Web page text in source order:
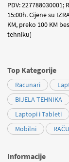
PDV:
15:00h. Cijene su
KM, preko 100 KM
tehniku)
Top Kategorije
Racunari
BIJELA TEHNIKA
Laptopi i Tableti
Mobilni
Informacije